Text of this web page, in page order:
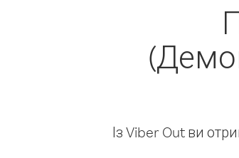
Із Viber Out ви